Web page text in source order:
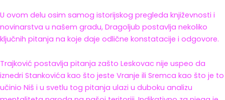
U ovom delu osim samog istorijskog pregleda književnosti i
novinarstva u našem gradu, Dragoljub postavlja nekoliko
ključnih pitanja na koje daje odlične konstatacije i odgovore.
Trajković postavlja pitanja zašto Leskovac nije uspeo da
iznedri Stankovića kao što jeste Vranje ili Sremca kao što je to
učinio Niš i u svetlu tog pitanja ulazi u duboku analizu